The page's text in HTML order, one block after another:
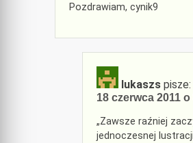
Pozdrawiam, cynik9
lukaszs pisze:
18 czerwca 2011 o
„Zawsze raźniej
jednoczesnej